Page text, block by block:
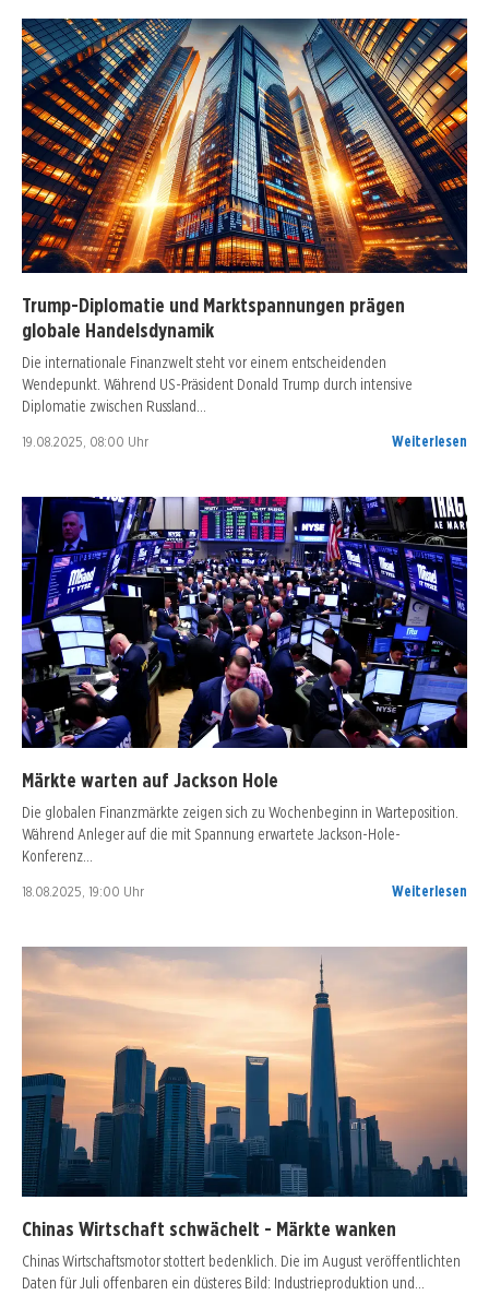
Trump-Diplomatie und Marktspannungen prägen
globale Handelsdynamik
Die internationale Finanzwelt steht vor einem entscheidenden
Wendepunkt. Während US-Präsident Donald Trump durch intensive
Diplomatie zwischen Russland…
19.08.2025, 08:00 Uhr Weiterlesen
Märkte warten auf Jackson Hole
Die globalen Finanzmärkte zeigen sich zu Wochenbeginn in Warteposition.
Während Anleger auf die mit Spannung erwartete Jackson-Hole-
Konferenz…
18.08.2025, 19:00 Uhr Weiterlesen
Chinas Wirtschaft schwächelt - Märkte wanken
Chinas Wirtschaftsmotor stottert bedenklich. Die im August veröffentlichten
Daten für Juli offenbaren ein düsteres Bild: Industrieproduktion und…